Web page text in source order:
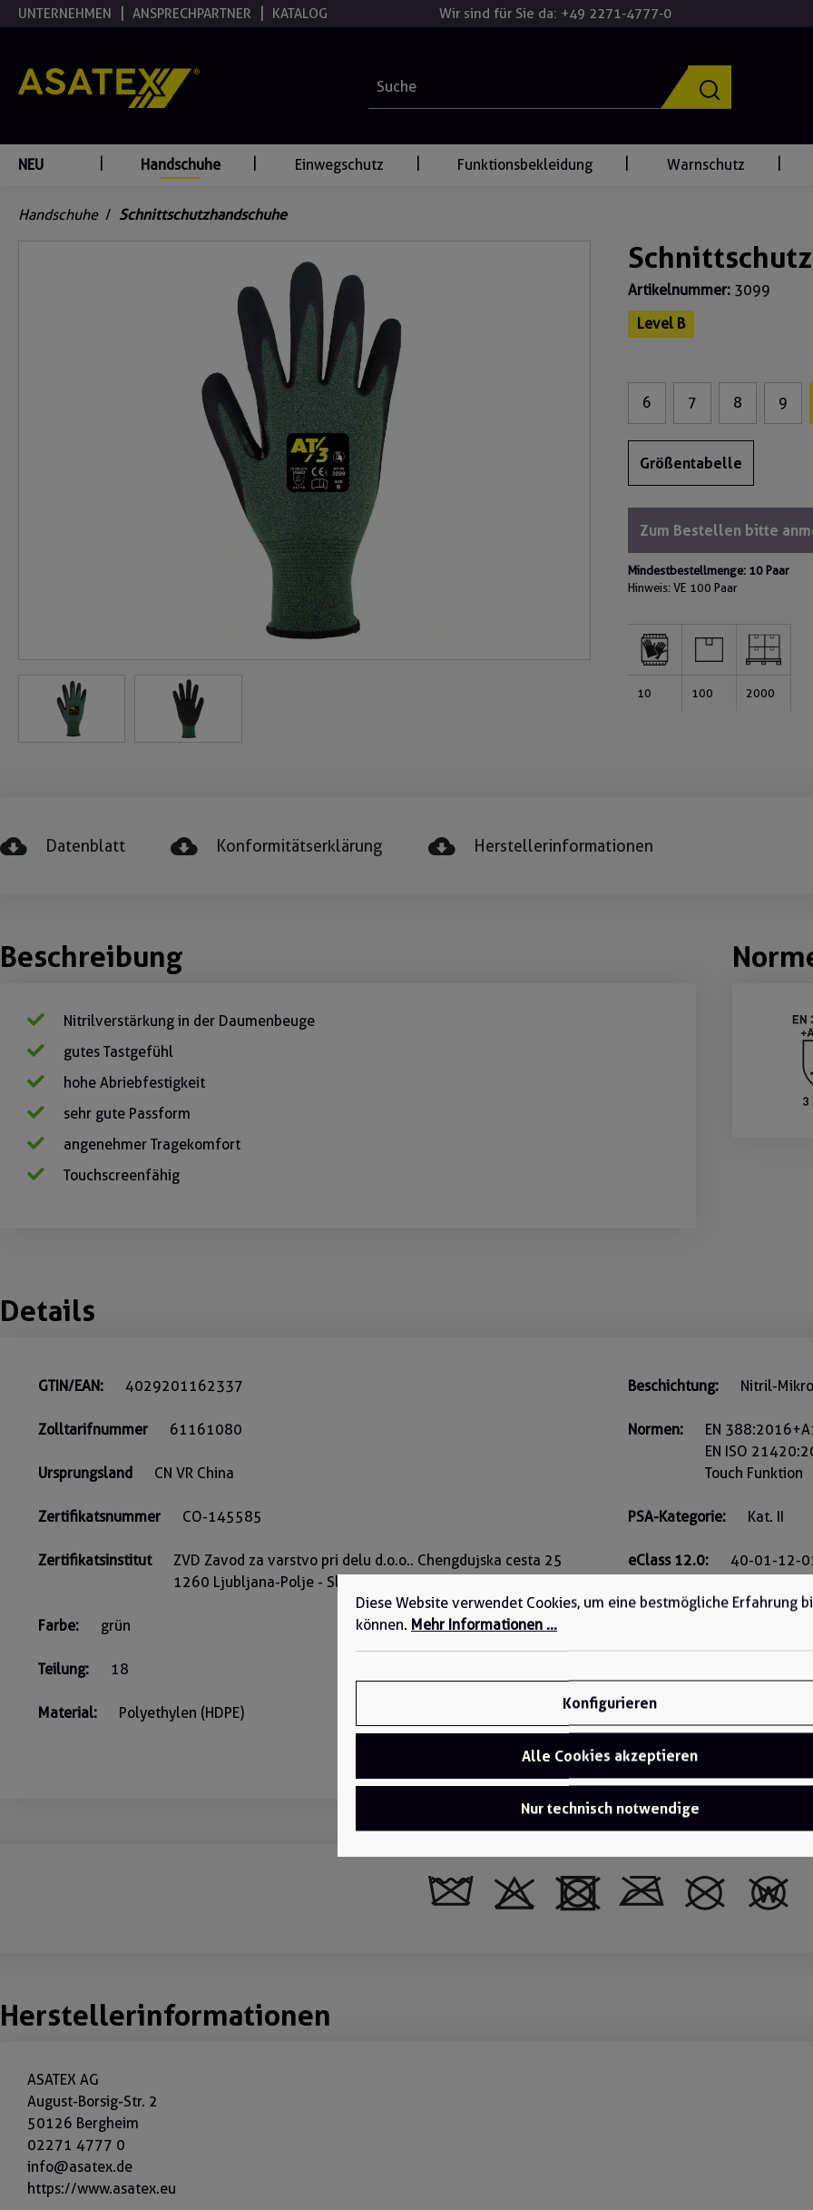
Zur Hauptnavigation springen
UNTERNEHMEN ANSPRECHPARTNER KATALOG Wir sind für Sie da: +49 2271-4777-0
NEU Handschuhe Einwegschutz Funktionsbekleidung Warnschutz
Handschuhe / Schnittschutzhandschuhe
Artikelnummer: 3099
Level B
6 7 8 9
Größentabelle
Zum Bestellen bitte
Mindestbestellmenge: 10 Paar
Hinweis: VE 100 Paar
10 100 2000
Datenblatt Konformitätserklärung Herstellerinformationen
Beschreibung
Nitrilverstärkung in der Daumenbeuge
gutes Tastgefühl
hohe Abriebfestigkeit
sehr gute Passform
angenehmer Tragekomfort
Touchscreenfähig
Details
GTIN/EAN: 4029201162337
Zolltarifnummer 61161080
Ursprungsland CN VR China
Zertifikatsnummer CO-145585
Zertifikatsinstitut
ZVD Zavod za varstvo pri delu d.o.o.. Chengdujska cesta 25
1260 Ljubljana-Polje - Slovenia Kenn Nr.: 1493
Farbe: grün
Teilung: 18
Material: Polyethylen (HDPE)
Beschichtung: Nitril-
Normen:
EN
EN ISO
Touch Funktion
PSA-Kategorie: Kat. II
eClass 12.0: 40-01-12-
Gewicht (Karton): 7 kg
Höhe (Karton): 653 mm
Herstellerinformationen
ASATEX AG
August-Borsig-Str. 2
50126 Bergheim
02271 4777 0
info@asatex.de
https://www.asatex.eu
Diese Website verwendet Cookies, um eine bestmögliche Erfahrung
können. Mehr Informationen ...
Konfigurieren
Alle Cookies akzeptieren
Nur technisch notwendige